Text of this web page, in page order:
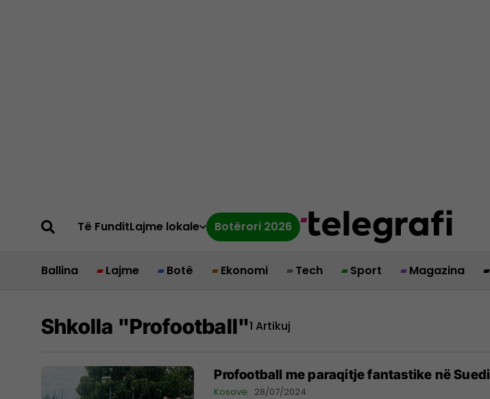
Të FunditLajme lokale Botërori 2026
Ballina Lajme Botë Ekonomi Tech Sport Magazina
Shkolla "profootball"1 Artikuj
Profootball me paraqitje fantastike në Suedi
Kosovë 28/07/2024